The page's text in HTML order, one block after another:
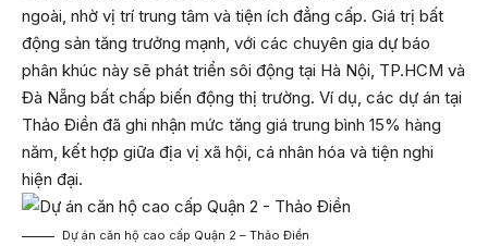
ngoài, nhờ vị trí trung tâm và tiện ích đẳng cấp. Giá trị bất
động sản tăng trưởng mạnh, với các chuyên gia dự báo
phân khúc này sẽ phát triển sôi động tại Hà Nội, TP.HCM và
Đà Nẵng bất chấp biến động thị trường. Ví dụ, các dự án tại
Thảo Điền đã ghi nhận mức tăng giá trung bình 15% hàng
năm, kết hợp giữa địa vị xã hội, cá nhân hóa và tiện nghi
hiện đại.
Dự án căn hộ cao cấp Quận 2 – Thảo Điền